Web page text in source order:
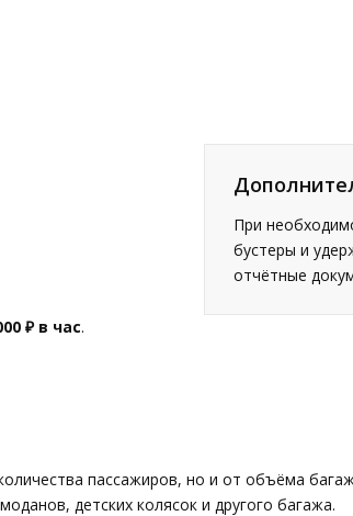
₽ в час.
При
бустеры и
отчётные
пассажиров, но и от объёма
детских колясок и другого багажа.